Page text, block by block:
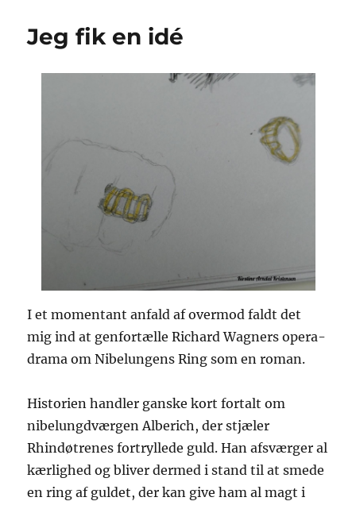
Jeg fik en idé
I et momentant anfald af overmod faldt det
mig ind at genfortælle Richard Wagners opera-
drama om Nibelungens Ring som en roman.
Historien handler ganske kort fortalt om
nibelungdværgen Alberich, der stjæler
Rhindøtrenes fortryllede guld. Han afsværger al
kærlighed og bliver dermed i stand til at smede
en ring af guldet, der kan give ham al magt i